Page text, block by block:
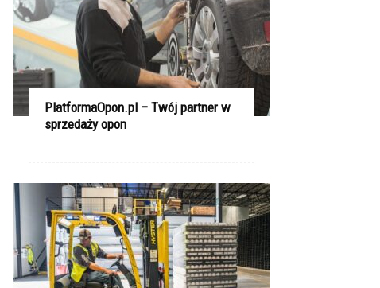
PlatformaOpon.pl – Twój partner w
sprzedaży opon